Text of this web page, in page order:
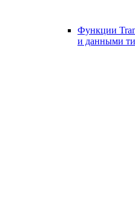
Функции
и данными